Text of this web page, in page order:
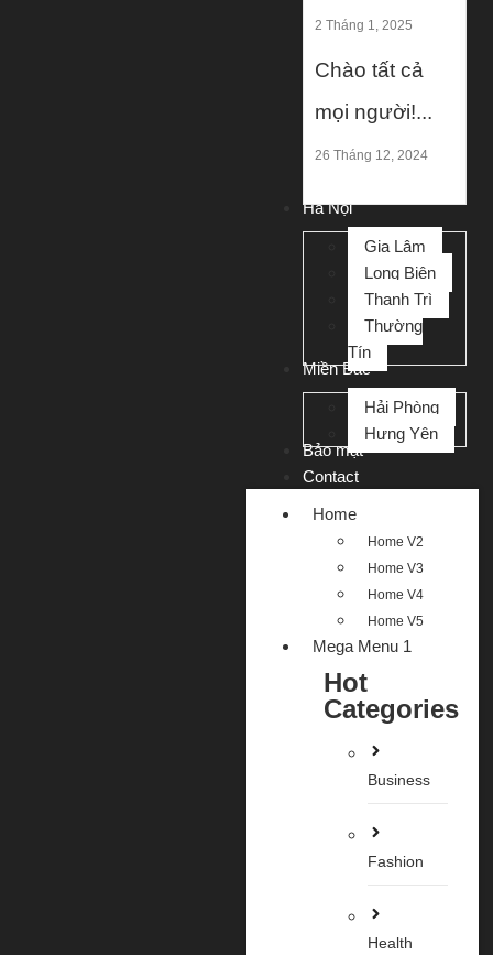
2 Tháng 1, 2025
Chào tất cả
mọi người!...
26 Tháng 12, 2024
Hà Nội
Gia Lâm
Long Biên
Thanh Trì
Thường
Tín
Miền Bắc
Hải Phòng
Hưng Yên
Bảo mật
Contact
Home
Home V2
Home V3
Home V4
Home V5
Mega Menu 1
Hot
Categories
Business
Fashion
Health